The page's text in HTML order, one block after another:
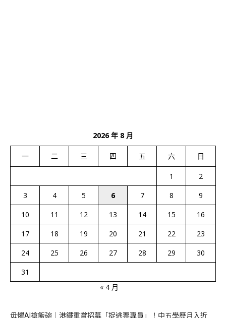
2026 年 8 月
一 二 三 四 五 六 日
1
2
3
4 5 6 7 8
9
10
11 12 13 14 15
16
17
18 19 20 21 22
23
24
25 26 27 28 29
30
31
« 4 月
毋懼AI搶飯碗｜港鐵重賞招募「捉逃票專員」！中五學歷月入近